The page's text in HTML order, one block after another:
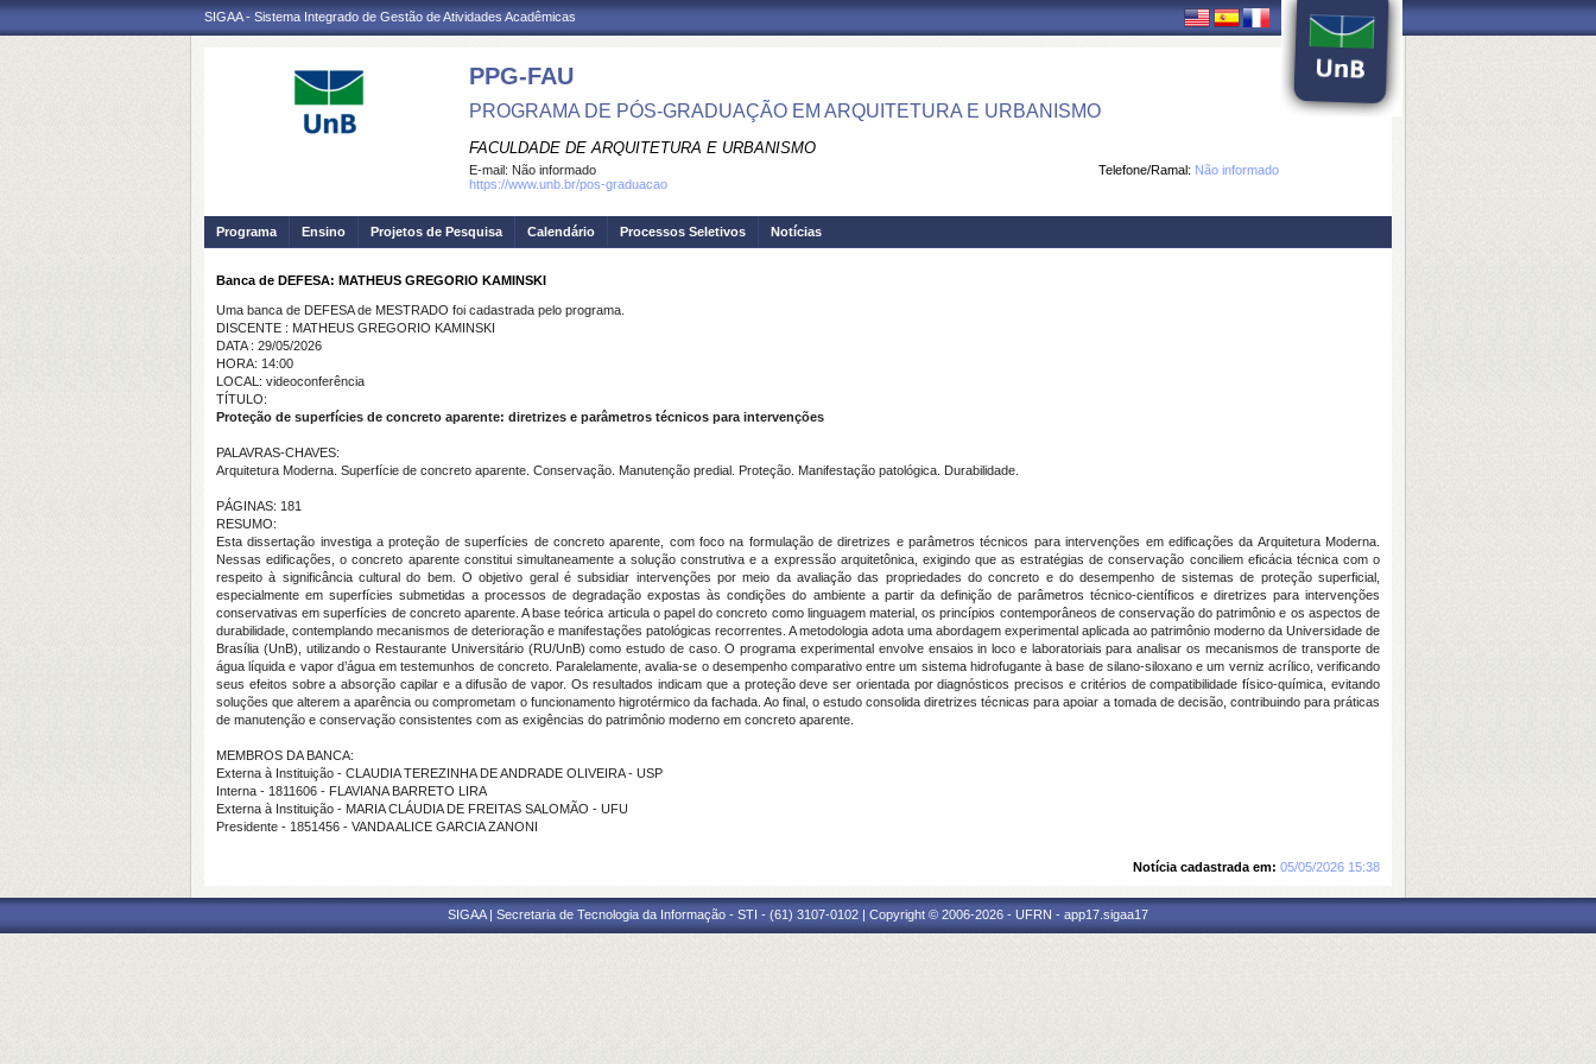
SIGAA - Sistema Integrado de Gestão de Atividades Acadêmicas
PPG-FAU
PROGRAMA DE PÓS-GRADUAÇÃO EM ARQUITETURA E URBANISMO
FACULDADE DE ARQUITETURA E URBANISMO
Telefone/Ramal: Não informado
E-mail: Não informado
https://www.unb.br/pos-graduacao
Programa Ensino Projetos de Pesquisa Calendário Processos Seletivos Notícias
Banca de DEFESA: MATHEUS GREGORIO KAMINSKI
Uma banca de DEFESA de MESTRADO foi cadastrada pelo programa.
DISCENTE : MATHEUS GREGORIO KAMINSKI
DATA : 29/05/2026
HORA: 14:00
LOCAL: videoconferência
TÍTULO:
Proteção de superfícies de concreto aparente: diretrizes e parâmetros técnicos para intervenções
PALAVRAS-CHAVES:
Arquitetura Moderna. Superfície de concreto aparente. Conservação. Manutenção predial. Proteção. Manifestação patológica. Durabilidade.
PÁGINAS: 181
RESUMO:
Esta dissertação investiga a proteção de superfícies de concreto aparente, com foco na formulação de diretrizes e parâmetros técnicos para intervenções em edificações da Arquitetura Moderna.
Nessas edificações, o concreto aparente constitui simultaneamente a solução construtiva e a expressão arquitetônica, exigindo que as estratégias de conservação conciliem eficácia técnica com o
respeito à significância cultural do bem. O objetivo geral é subsidiar intervenções por meio da avaliação das propriedades do concreto e do desempenho de sistemas de proteção superficial,
especialmente em superfícies submetidas a processos de degradação expostas às condições do ambiente a partir da definição de parâmetros técnico-científicos e diretrizes para intervenções
conservativas em superfícies de concreto aparente. A base teórica articula o papel do concreto como linguagem material, os princípios contemporâneos de conservação do patrimônio e os aspectos de
durabilidade, contemplando mecanismos de deterioração e manifestações patológicas recorrentes. A metodologia adota uma abordagem experimental aplicada ao patrimônio moderno da Universidade de
Brasília (UnB), utilizando o Restaurante Universitário (RU/UnB) como estudo de caso. O programa experimental envolve ensaios in loco e laboratoriais para analisar os mecanismos de transporte de
água líquida e vapor d’água em testemunhos de concreto. Paralelamente, avalia-se o desempenho comparativo entre um sistema hidrofugante à base de silano-siloxano e um verniz acrílico, verificando
seus efeitos sobre a absorção capilar e a difusão de vapor. Os resultados indicam que a proteção deve ser orientada por diagnósticos precisos e critérios de compatibilidade físico-química, evitando
soluções que alterem a aparência ou comprometam o funcionamento higrotérmico da fachada. Ao final, o estudo consolida diretrizes técnicas para apoiar a tomada de decisão, contribuindo para práticas
de manutenção e conservação consistentes com as exigências do patrimônio moderno em concreto aparente.
MEMBROS DA BANCA:
Externa à Instituição - CLAUDIA TEREZINHA DE ANDRADE OLIVEIRA - USP
Interna - 1811606 - FLAVIANA BARRETO LIRA
Externa à Instituição - MARIA CLÁUDIA DE FREITAS SALOMÃO - UFU
Presidente - 1851456 - VANDA ALICE GARCIA ZANONI
Notícia cadastrada em: 05/05/2026 15:38
SIGAA | Secretaria de Tecnologia da Informação - STI - (61) 3107-0102 | Copyright © 2006-2026 - UFRN - app17.sigaa17